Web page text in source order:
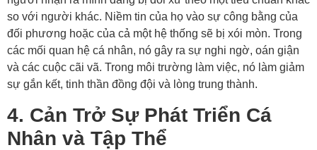
so với người khác. Niềm tin của họ vào sự công bằng của
đối phương hoặc của cả một hệ thống sẽ bị xói mòn. Trong
các mối quan hệ cá nhân, nó gây ra sự nghi ngờ, oán giận
và các cuộc cãi vã. Trong môi trường làm việc, nó làm giảm
sự gắn kết, tinh thần đồng đội và lòng trung thành.
4. Cản Trở Sự Phát Triển Cá
Nhân và Tập Thể